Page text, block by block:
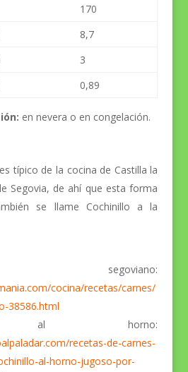
170
8,7
3
0,89
en nevera o en congelación.
típico de la cocina de Castilla la
Segovia, de ahí que esta forma
se llame Cochinillo a la
segoviano:
cocina/recetas/carnes/
38586.html
al horno:
recetas-de-carnes-
al-horno-jugoso-por-